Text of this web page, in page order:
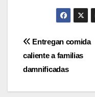
de
entradas
Entregan comida
caliente a familias
damnificadas